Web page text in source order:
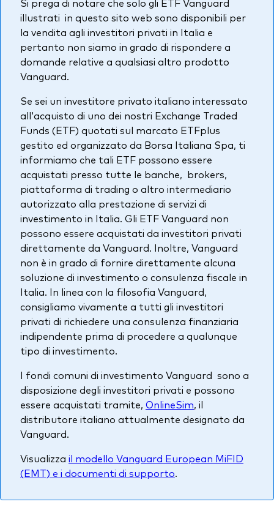
Azionario
Obbligazionario
Multi-asset
Stile di gestione
Attiva
Passiva
Documenti importanti
Investi con Vanguard
illustrati in questo sito web sono disponibili per
la vendita agli investitori privati in Italia e
pertanto non siamo in grado di rispondere a
domande relative a qualsiasi altro prodotto
Vanguard.
Se sei un investitore privato italiano interessato
all'acquisto di uno dei nostri Exchange Traded
Funds (ETF) quotati sul marcato ETFplus
gestito ed organizzato da Borsa Italiana Spa, ti
informiamo che tali ETF possono essere
acquistati presso tutte le banche, brokers,
piattaforma di trading o altro intermediario
autorizzato alla prestazione di servizi di
investimento in Italia. Gli ETF Vanguard non
possono essere acquistati da investitori privati
direttamente da Vanguard. Inoltre, Vanguard
non è in grado di fornire direttamente alcuna
soluzione di investimento o consulenza fiscale in
Italia. In linea con la filosofia Vanguard,
consigliamo vivamente a tutti gli investitori
privati di richiedere una consulenza finanziaria
indipendente prima di procedere a qualunque
tipo di investimento.
I fondi comuni di investimento Vanguard sono a
disposizione degli investitori privati e possono
essere acquistati tramite, OnlineSim, il
distributore italiano attualmente designato da
Vanguard.
Visualizza il modello Vanguard European MiFID
(EMT) e i documenti di supporto.